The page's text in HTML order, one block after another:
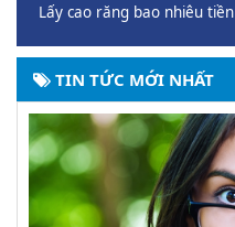
Lấy cao răng bao nhiêu tiền
TIN TỨC MỚI NHẤT